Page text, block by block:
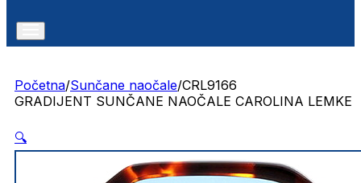
Početna/Sunčane naočale/CRL9166
GRADIJENT SUNČANE NAOČALE CAROLINA LEMKE
🔍